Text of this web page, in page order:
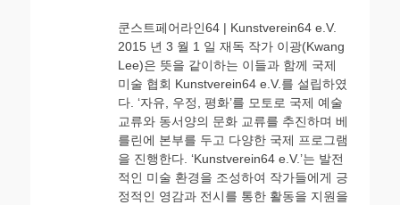
쿤스트페어라인64 | Kunstverein64 e.V.
2015 년 3 월 1 일 재독 작가 이광(Kwang
Lee)은 뜻을 같이하는 이들과 함께 국제
미술 협회 Kunstverein64 e.V.를 설립하였
다. ‘자유, 우정, 평화’를 모토로 국제 예술
교류와 동서양의 문화 교류를 추진하며 베
를린에 본부를 두고 다양한 국제 프로그램
을 진행한다. ‘Kunstverein64 e.V.’는 발전
적인 미술 환경을 조성하여 작가들에게 긍
정적인 영감과 전시를 통한 활동을 지원을